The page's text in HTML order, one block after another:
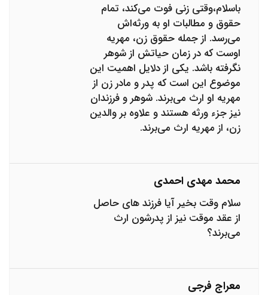
باسلام،وقتی زنی فوت می‌کند، تمام
حقوق و مطالبات او به ورثه‌اش
می‌رسد. از جمله حقوق زن، مهریه‌
اوست که در زمان حیاتش از شوهر
نگرفته باشد. یکی از دلایل اهمیت این
موضوع این است که پدر و مادر زن از
مهریه‌ او ارث می‌برند. شوهر و فرزندان
نیز جزء ورثه هستند و علاوه بر والدین
زن، از مهریه ارث می‌برند.
محمد مهدی احمدی
سلام وقت بخیر آیا فرزند های حاصل
از عقد موقت نیز از پدرشون ارث
می‌برند؟
معراج فرجی